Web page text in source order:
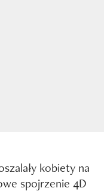
kobiety na
spojrzenie 4D